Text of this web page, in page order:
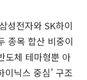
성전자와 SK하이
종목 합산 비중이
도체 테마형뿐 아
이닉스 중심’ 구조